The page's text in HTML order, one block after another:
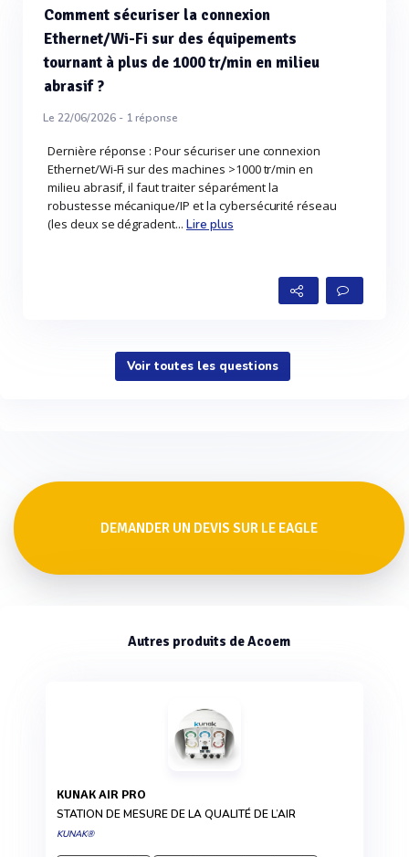
Comment sécuriser la connexion
Ethernet/Wi-Fi sur des équipements
tournant à plus de 1000 tr/min en milieu
abrasif ?
Le 22/06/2026 - 1réponse
Dernière réponse : Pour sécuriser une connexion
Ethernet/Wi‑Fi sur des machines >1000 tr/min en
milieu abrasif, il faut traiter séparément la
robustesse mécanique/IP et la cybersécurité réseau
(les deux se dégradent... Lire plus
Voir toutes les questions
DEMANDER UN DEVIS SUR LE EAGLE
Autres produits de Acoem
KUNAK AIR PRO
STATION DE MESURE DE LA QUALITÉ DE L’AIR
KUNAK®